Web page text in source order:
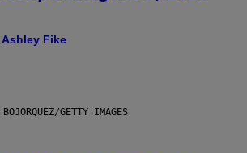
Ashley Fike
BOJORQUEZ/GETTY IMAGES